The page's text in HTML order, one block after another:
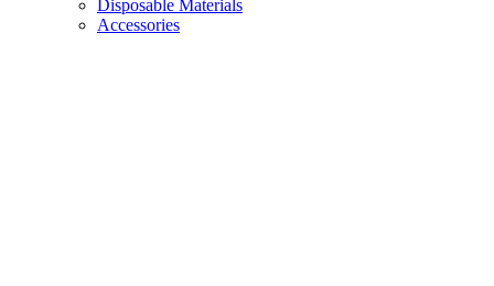
Disposable Materials
Accessories